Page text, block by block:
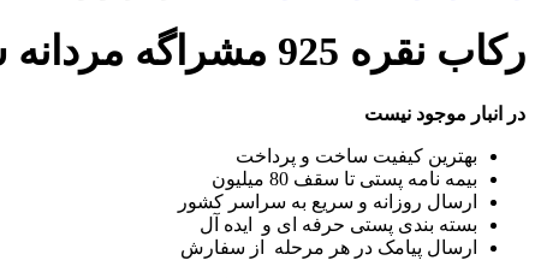
رکاب نقره 925 مشراگه مردانه سبک سرنیزه ای عیار تضمینی
در انبار موجود نیست
بهترین کیفیت ساخت و پرداخت
بیمه نامه پستی تا سقف 80 میلیون
ارسال روزانه و سریع به سراسر کشور
بسته بندی پستی حرفه ای و ایده آل
ارسال پیامک در هر مرحله از سفارش